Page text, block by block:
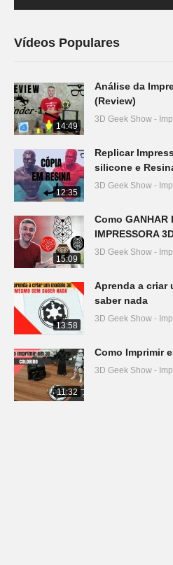
Vídeos Populares
14:49
Análise da
(Review)
3D Geek Show -
12:35
Replicar
silicone e
3D Geek Show -
15:09
Como GANHAR
IMPRESSORA
3D Geek Show -
13:58
Aprenda a criar
saber nada
3D Geek Show -
11:32
Como Imprimir
3D Geek Show -